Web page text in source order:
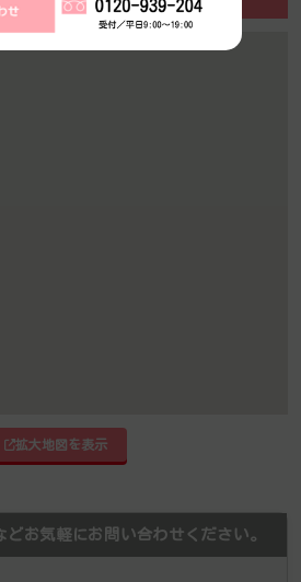
ィック淀屋橋のアクセスマップ
拡大地図を表示
お気軽にお問い合わせください。